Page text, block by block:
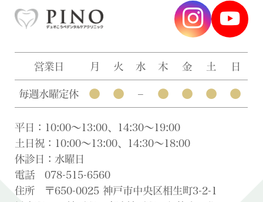
営業日 月 火 水 木 金 土 日
毎週水曜定休 ● ● – ● ● ● ●
平日：10:00〜13:00、14:30〜19:00
土日祝：10:00〜13:00、14:30〜18:00
休診日：水曜日
電話 078-515-6560
住所 〒650-0025 神戸市中央区相生町3-2-1